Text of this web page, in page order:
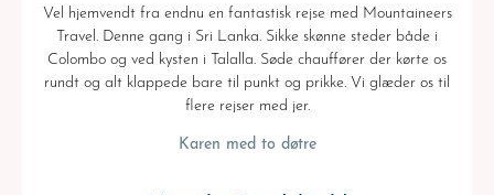
Vel hjemvendt fra endnu en fantastisk rejse med Mountaineers
Travel. Denne gang i Sri Lanka. Sikke skønne steder både i
Colombo og ved kysten i Talalla. Søde chauffører der kørte os
rundt og alt klappede bare til punkt og prikke. Vi glæder os til
flere rejser med jer.
Karen med to døtre